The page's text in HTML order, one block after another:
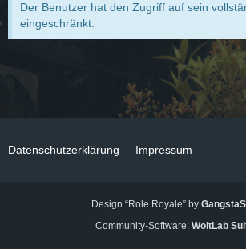
Der Benutzer hat den Zugriff auf sein
eingeschränkt.
Datenschutzerklärung Impressum
Design “Role Royale” by
Community-Software: WoltLab